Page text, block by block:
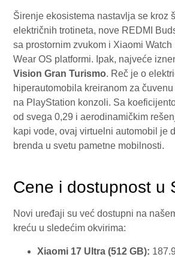
Širenje ekosistema nastavlja se kroz
električnih trotineta, nove REDMI
sa prostornim zvukom i Xiaomi
Wear OS platformi. Ipak, najveće
Vision Gran Turismo. Reč je o
hiperautomobila kreiranom za
na PlayStation konzoli. Sa
od svega 0,29 i aerodinamičkim
kapi vode, ovaj virtuelni automobil je
brenda u svetu pametne mobilnosti.
Cene i dostupnost u
Novi uređaji su već dostupni na
kreću u sledećim okvirima:
Xiaomi 17 Ultra (512 GB):